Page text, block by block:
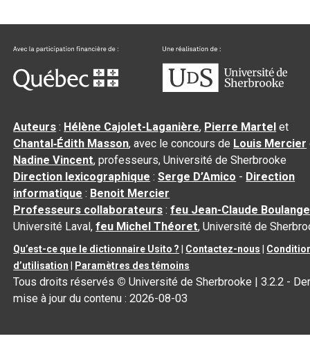
Auteurs : Hélène Cajolet-Laganière, Pierre Martel et
Chantal‑Édith Masson, avec le concours de Louis Mercier
Nadine Vincent, professeurs, Université de Sherbrooke
Direction lexicographique :Serge D’Amico - Direction
informatique : Benoit Mercier
Professeurs collaborateurs :feu Jean-Claude
Université Laval,feu Michel Théoret, Université de
Qu’est-ce que le dictionnaire Usito ? Contactez-nous
d’utilisation
Paramètres des témoins
Tous droits réservés © Université de Sherbrooke |3.2.2 -
mise à jour du contenu :2026-08-03